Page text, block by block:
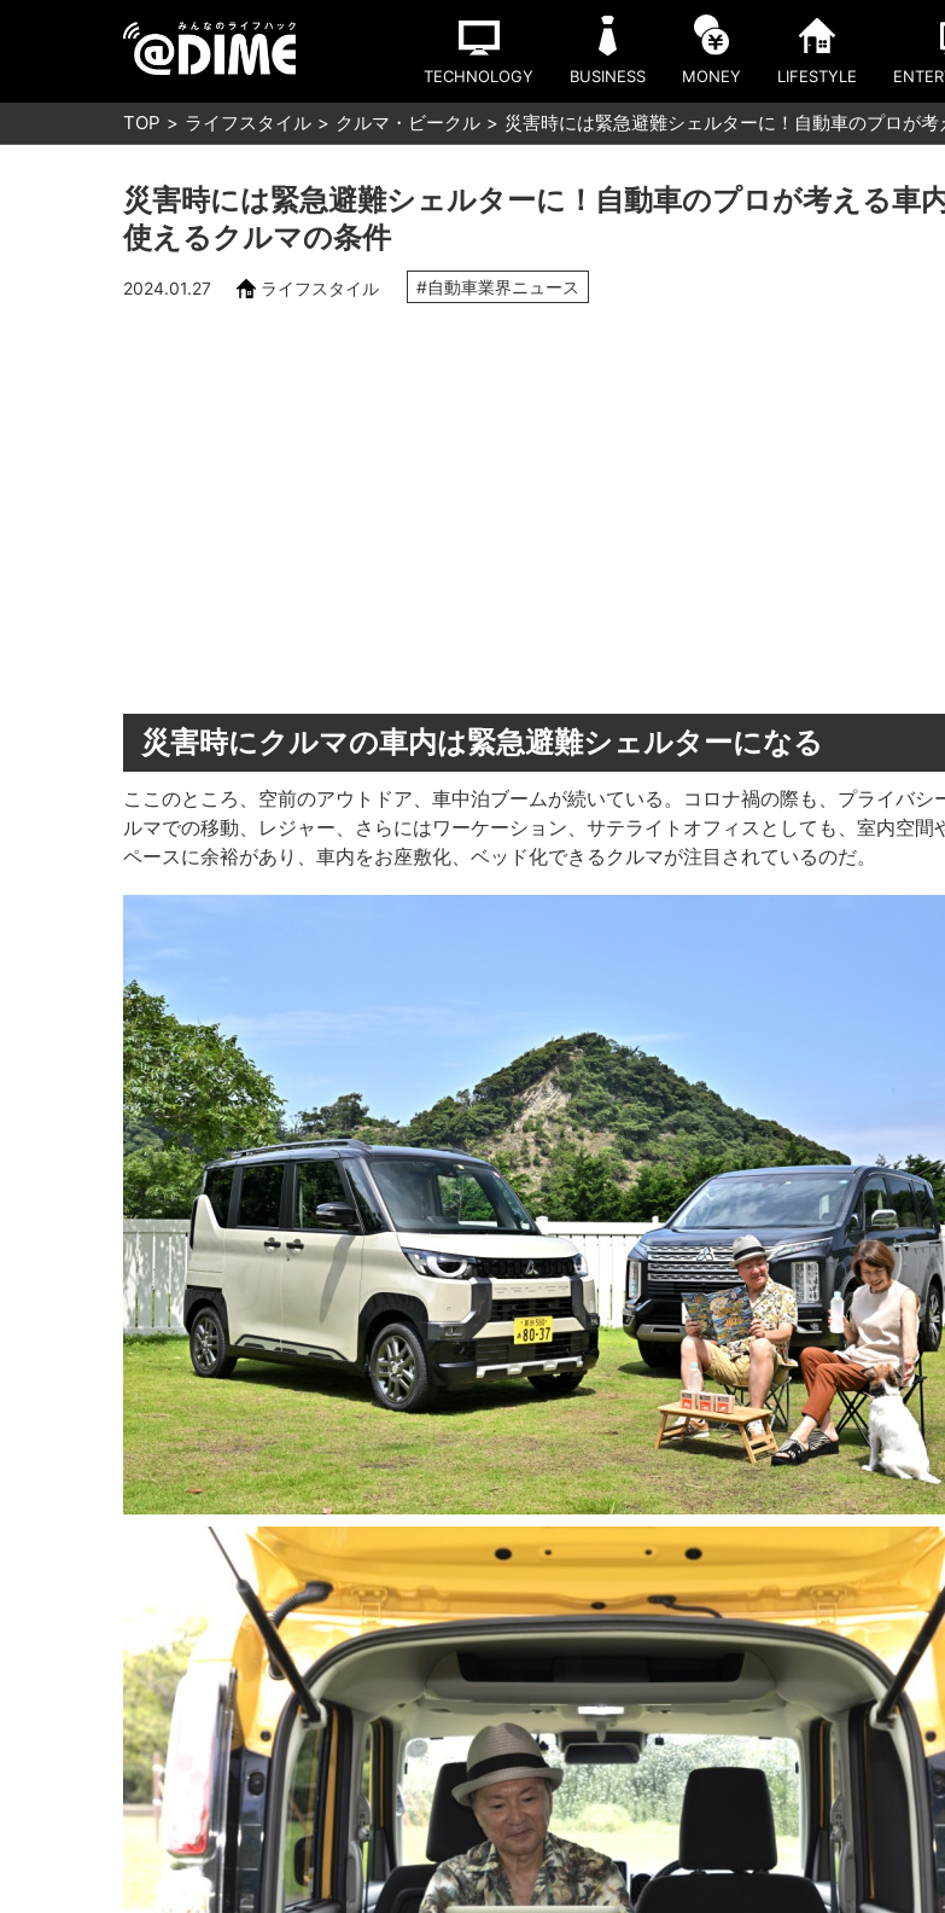
TECHNOLOGY BUSINESS MONEY LIFESTYLE
TOP ライフスタイル クルマ・ビークル 災害時には緊急避難シェルターに！自動車のプロが
災害時には緊急避難シェルターに！自動車のプロが考える車
使えるクルマの条件
2024.01.27 ライフスタイル #自動車業界ニュース
災害時にクルマの車内は緊急避難シェルターになる
ここのところ、空前のアウトドア、車中泊ブームが続いている。コロナ禍の際も、プライバシ
ルマでの移動、レジャー、さらにはワーケーション、サテライトオフィスとしても、室内空間
ペースに余裕があり、車内をお座敷化、ベッド化できるクルマが注目されているのだ。